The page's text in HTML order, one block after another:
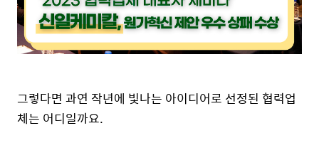
그렇다면 과연 작년에 빛나는 아이디어로 선정된 협력업
체는 어디일까요.